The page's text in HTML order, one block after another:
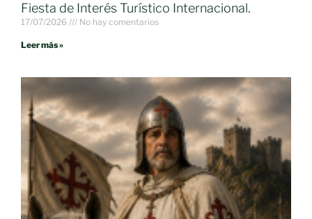
Fiesta de Interés Turístico Internacional.
17/07/2026 No hay comentarios
Leer más »